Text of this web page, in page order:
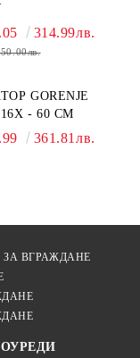
314.99лв.
GORENJE
- 60 СМ
361.81лв.
ВГРАЖДАНЕ